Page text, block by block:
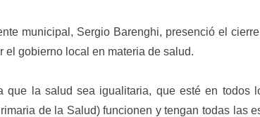
municipal, Sergio Barenghi, presenció el
el gobierno local en materia de salud.
que la salud sea igualitaria, que esté en todos
de la Salud) funcionen y tengan todas las